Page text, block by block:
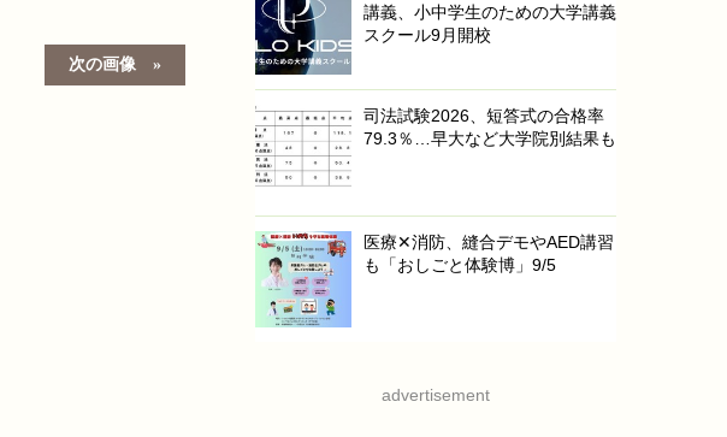
次の画像
講義、小中学生のための大学講義
スクール9月開校
司法試験2026、短答式の合格率
79.3％…早大など大学院別結果も
医療✕消防、縫合デモやAED講習
も「おしごと体験博」9/5
advertisement